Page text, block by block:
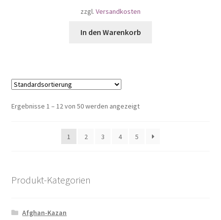
zzgl. Versandkosten
In den Warenkorb
Ergebnisse 1 – 12 von 50 werden angezeigt
1 2 3 4 5
Produkt-Kategorien
Afghan-Kazan